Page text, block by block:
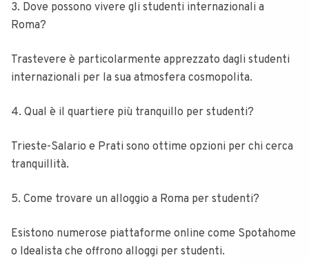
3. Dove possono vivere gli studenti internazionali a
Roma?
Trastevere è particolarmente apprezzato dagli studenti
internazionali per la sua atmosfera cosmopolita.
4. Qual è il quartiere più tranquillo per studenti?
Trieste-Salario e Prati sono ottime opzioni per chi cerca
tranquillità.
5. Come trovare un alloggio a Roma per studenti?
Esistono numerose piattaforme online come Spotahome
o Idealista che offrono alloggi per studenti.